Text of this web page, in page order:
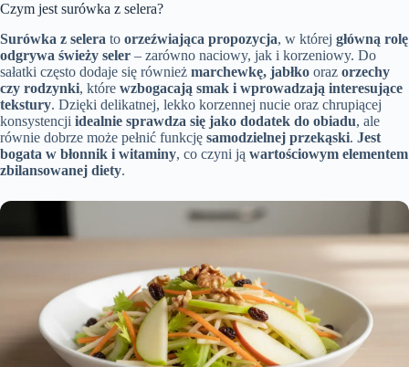
Czym jest surówka z selera?
Surówka z selera to orzeźwiająca propozycja, w której główną rolę
odgrywa świeży seler – zarówno naciowy, jak i korzeniowy. Do
sałatki często dodaje się również marchewkę, jabłko oraz orzechy
czy rodzynki, które wzbogacają smak i wprowadzają interesujące
tekstury. Dzięki delikatnej, lekko korzennej nucie oraz chrupiącej
konsystencji idealnie sprawdza się jako dodatek do obiadu, ale
równie dobrze może pełnić funkcję samodzielnej przekąski. Jest
bogata w błonnik i witaminy, co czyni ją wartościowym elementem
zbilansowanej diety.